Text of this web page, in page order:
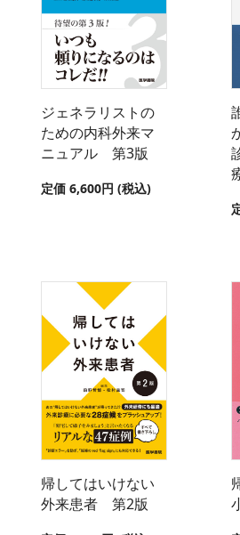
ジェネラリストの
ための内科外来マ
ニュアル 第3版
定価 6,600円 (税込)
帰してはいけない
外来患者 第2版